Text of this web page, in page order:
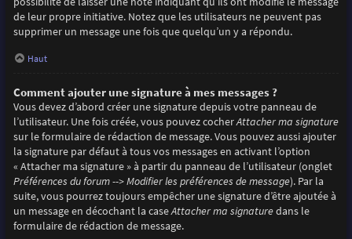
de leur propre initiative. Notez que les utilisateurs ne peuvent pas
supprimer un message une fois que quelqu’un y a répondu.
Haut
Comment ajouter une signature à mes messages ?
Vous devez d’abord créer une signature depuis votre panneau de
l’utilisateur. Une fois créée, vous pouvez cocherAttacher ma signature
sur le formulaire de rédaction de message. Vous pouvez aussi ajouter
la signature par défaut à tous vos messages en activant l’option
« Attacher ma signature » à partir du panneau de l’utilisateur (onglet
Préférences du forum --> Modifier les préférences de message). Par la
suite, vous pourrez toujours empêcher une signature d’être ajoutée à
un message en décochant la caseAttacher ma signaturedans le
formulaire de rédaction de message.